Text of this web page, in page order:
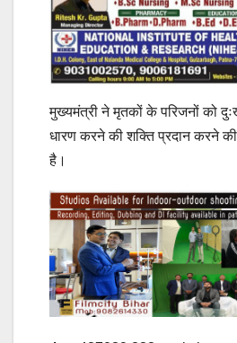
मुख्यमंत्री ने मृतकों के परिजनों को
धारण करने की शक्ति प्रदान करने की
है।